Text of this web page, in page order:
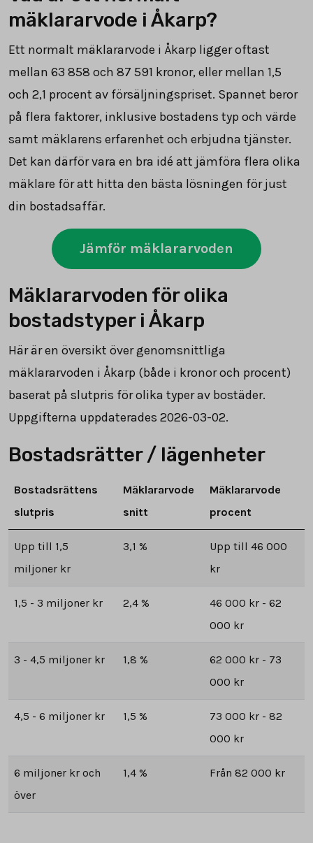
mäklararvode i Åkarp?
Ett normalt mäklararvode i Åkarp ligger oftast
mellan 63 858 och 87 591 kronor, eller mellan 1,5
och 2,1 procent av försäljningspriset. Spannet beror
på flera faktorer, inklusive bostadens typ och värde
samt mäklarens erfarenhet och erbjudna tjänster.
Det kan därför vara en bra idé att jämföra flera olika
mäklare för att hitta den bästa lösningen för just
din bostadsaffär.
Jämför mäklararvoden
Mäklararvoden för olika
bostadstyper i Åkarp
Här är en översikt över genomsnittliga
mäklararvoden i Åkarp (både i kronor och procent)
baserat på slutpris för olika typer av bostäder.
Uppgifterna uppdaterades 2026-03-02.
Bostadsrätter / lägenheter
Bostadsrättens
slutpris
Mäklararvode
snitt
Mäklararvode
procent
Upp till 1,5
miljoner kr
3,1 %
Upp till 46 000
kr
1,5 - 3 miljoner kr 2,4 %
46 000 kr - 62
000 kr
3 - 4,5 miljoner kr 1,8 %
62 000 kr - 73
000 kr
4,5 - 6 miljoner kr 1,5 %
73 000 kr - 82
000 kr
6 miljoner kr och
över
1,4 % Från 82 000 kr